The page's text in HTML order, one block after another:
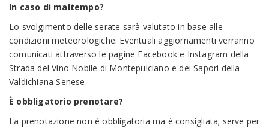
In caso di maltempo?
Lo svolgimento delle serate sarà valutato in base alle
condizioni meteorologiche. Eventuali aggiornamenti verranno
comunicati attraverso le pagine Facebook e Instagram della
Strada del Vino Nobile di Montepulciano e dei Sapori della
Valdichiana Senese.
È obbligatorio prenotare?
La prenotazione non è obbligatoria ma è consigliata; serve per